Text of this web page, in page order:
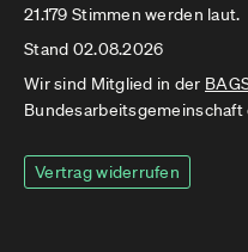
21.179 Stimmen werden laut.
Stand 02.08.2026
Wir sind Mitglied in der
Vertrag widerrufen